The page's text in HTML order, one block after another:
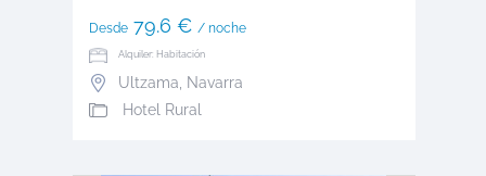
Desde79.6 € / noche
Alquiler: Habitación
Ultzama
Navarra
Hotel Rural